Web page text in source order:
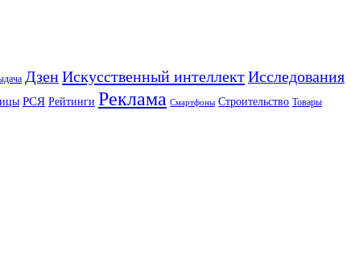
ДзенИскусственный интеллектИсследования
РСЯ Рейтинги Реклама Смартфоны Строительство Товары